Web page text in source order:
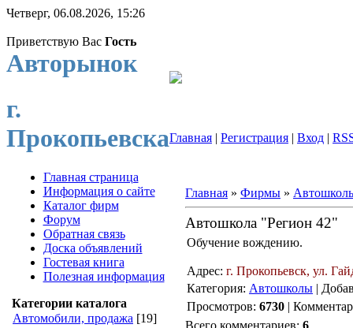
Четверг, 06.08.2026, 15:26
Приветствую Вас Гость
Авторынок
г.
ПрокопьевскаГлавная | Регистрация | Вход |
Главная страница
Информация о сайте
Каталог фирм
Форум
Обратная связь
Доска объявлений
Гостевая книга
Полезная информация
Категории каталога
Автомобили, продажа [19]
Главная » Фирмы »
Автошкола "Регион 42"
Обучение вождению.
Адрес: г. Прокопьевск, ул.
Категория: Автошколы |
Просмотров: 6730 |
Всего комментариев: 6